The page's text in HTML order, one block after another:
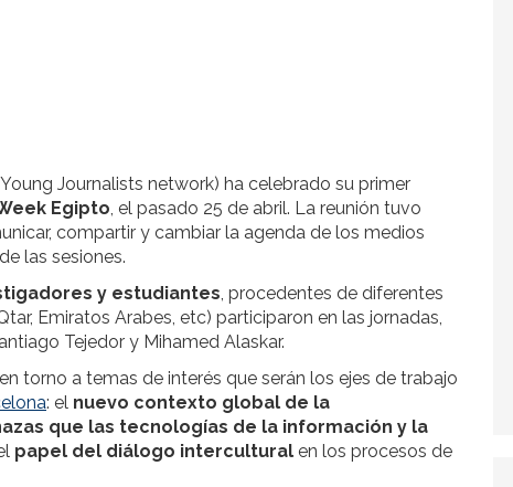
Journalists network) ha celebrado su primer
Egipto, el pasado 25 de abril. La reunión tuvo
compartir y cambiar la agenda de los medios
las sesiones.
y estudiantes, procedentes de diferentes
Emiratos Arabes, etc) participaron en las jornadas,
Tejedor y Mihamed Alaskar.
torno a temas de interés que serán los ejes de trabajo
: el nuevo contexto global de la
que las tecnologías de la información y la
papel del diálogo intercultural en los procesos de